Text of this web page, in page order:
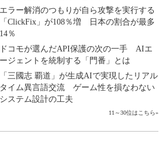
エラー解消のつもりが自ら攻撃を実行する
「ClickFix」が108％増 日本の割合が最多
14％
ドコモが選んだAPI保護の次の一手 AIエ
ージェントを統制する「門番」とは
「三國志 覇道」が生成AIで実現したリアル
タイム異言語交流 ゲーム性を損なわない
システム設計の工夫
11～30位はこちら»